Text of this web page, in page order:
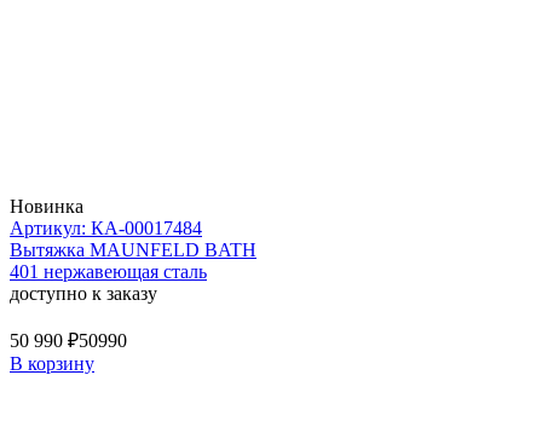
Новинка
Артикул: КА-00017484
Вытяжка MAUNFELD BATH
401 нержавеющая сталь
доступно к заказу
50 990 ₽50990
В корзину